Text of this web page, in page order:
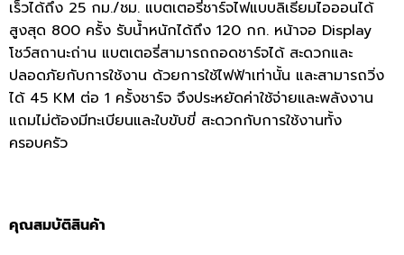
เร็วได้ถึง 25 กม./ชม. แบตเตอรี่ชาร์จไฟแบบลิเธียมไอออนได้
สูงสุด 800 ครั้ง รับน้ำหนักได้ถึง 120 กก. หน้าจอ Display
โชว์สถานะถ่าน แบตเตอรี่สามารถถอดชาร์จได้ สะดวกและ
ปลอดภัยกับการใช้งาน ด้วยการใช้ไฟฟ้าเท่านั้น และสามารถวิ่ง
ได้ 45 KM ต่อ 1 ครั้งชาร์จ จึงประหยัดค่าใช้จ่ายและพลังงาน
แถมไม่ต้องมีทะเบียนและใบขับขี่ สะดวกกับการใช้งานทั้ง
ครอบครัว
คุณสมบัติสินค้า